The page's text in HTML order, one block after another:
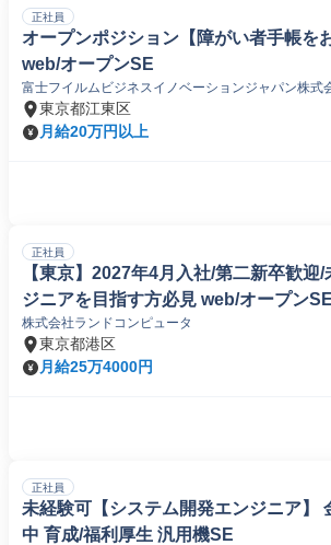
正社員
オープンポジション【障がい者手帳を
web/オープンSE
富士フイルムビジネスイノベーションジャパン株式
東京都江東区
月給20万円以上
正社員
【東京】2027年4月入社/第二新卒歓迎
ジニアを目指す方必見 web/オープンSE
株式会社ランドコンピュータ
東京都港区
月給25万4000円
正社員
未経験可【システム開発エンジニア】
中 育成/福利厚生 汎用機SE